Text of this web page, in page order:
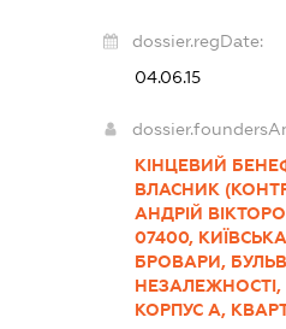
dossier.regDate:
04.06.15
КІНЦЕВИЙ
ВЛАСНИК
АНДРІЙ
07400,
БРОВАРИ,
КОРПУС А,